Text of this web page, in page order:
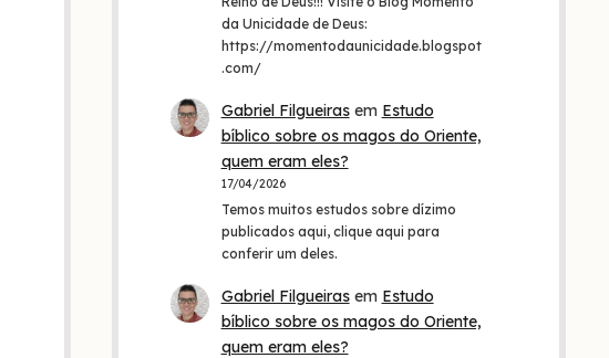
da Unicidade de Deus:
https://momentodaunicidade.blogspot
.com/
Gabriel Filgueirasem Estudo
bíblico sobre os magos do Oriente,
quem eram eles?
17/04/2026
Temos muitos estudos sobre dízimo
publicados aqui, clique aqui para
conferir um deles.
Gabriel Filgueirasem Estudo
bíblico sobre os magos do Oriente,
quem eram eles?